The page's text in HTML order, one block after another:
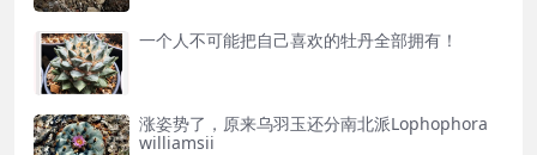
一个人不可能把自己喜欢的牡丹全部拥有！
涨姿势了，原来乌羽玉还分南北派Lophophora
williamsii